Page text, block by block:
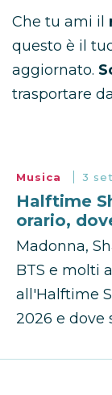
Che tu ami il
questo è il
aggiornato.
trasportare
Musica 3
Halftime
orario,
Madonna,
BTS e molti
all'Halftime
2026 e dove